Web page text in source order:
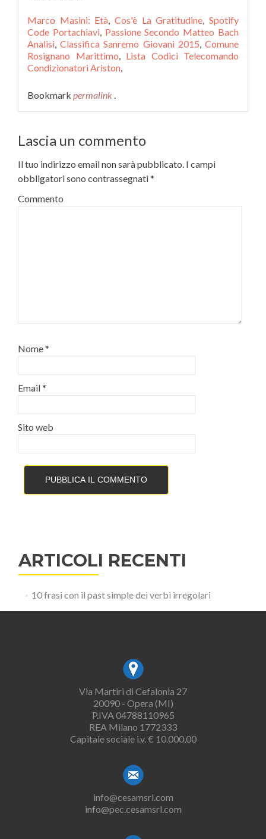
Marco Masini: Età,Cos'è La Gratitudine,Spotify
Code Portachiavi, Passione Secondo Matteo Bach
Analisi,Classifica Sanremo Giovani 2015,Comune
Rosignano Marittimo, Lista Codici Telecomando
Condizionatori Ariston,
Bookmark permalink .
Lascia un commento
Il tuo indirizzo email non sarà pubblicato. I campi
obbligatori sono contrassegnati*
Commento
Nome*
Email*
Sito web
ARTICOLI RECENTI
10 frasi con il past simple dei verbi irregolari
Via Martiri di Cefalonia 27
20090 - Opera (MI)
P.IVA 04788110965
REA Milano 1772333
Capitale sociale i.v. € 10.000,00
info@cesamsrl.com
info@pec.cesamsrl.com